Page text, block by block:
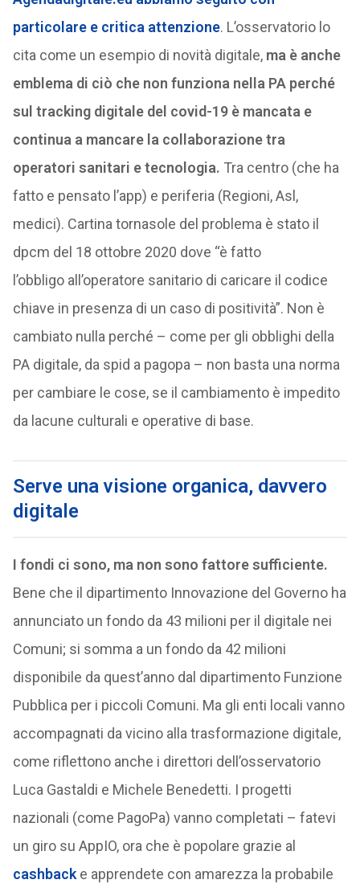
particolare e critica attenzione. L’osservatorio lo
cita come un esempio di novità digitale, ma è anche
emblema di ciò che non funziona nella PA perché
sul tracking digitale del covid-19 è mancata e
continua a mancare la collaborazione tra
operatori sanitari e tecnologia. Tra centro (che ha
fatto e pensato l’app) e periferia (Regioni, Asl,
medici). Cartina tornasole del problema è stato il
dpcm del 18 ottobre 2020 dove “è fatto
l’obbligo all’operatore sanitario di caricare il codice
chiave in presenza di un caso di positività”. Non è
cambiato nulla perché – come per gli obblighi della
PA digitale, da spid a pagopa – non basta una norma
per cambiare le cose, se il cambiamento è impedito
da lacune culturali e operative di base.
Serve una visione organica, davvero
digitale
I fondi ci sono, ma non sono fattore sufficiente.
Bene che il dipartimento Innovazione del Governo ha
annunciato un fondo da 43 milioni per il digitale nei
Comuni; si somma a un fondo da 42 milioni
disponibile da quest’anno dal dipartimento Funzione
Pubblica per i piccoli Comuni. Ma gli enti locali vanno
accompagnati da vicino alla trasformazione digitale,
come riflettono anche i direttori dell’osservatorio
Luca Gastaldi e Michele Benedetti. I progetti
nazionali (come PagoPa) vanno completati – fatevi
un giro su AppIO, ora che è popolare grazie al
cashbacke apprendete con amarezza la probabile